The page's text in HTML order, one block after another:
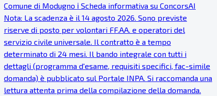
Comune di Modugno ℹ Scheda informativa su ConcorsAI
Nota: La scadenza è il 14 agosto 2026. Sono previste
riserve di posto per volontari FF.AA. e operatori del
servizio civile universale. Il contratto è a tempo
determinato di 24 mesi. Il bando integrale con tutti i
dettagli (programma d'esame, requisiti specifici, fac-simile
domanda) è pubblicato sul Portale INPA. Si raccomanda una
lettura attenta prima della compilazione della domanda.